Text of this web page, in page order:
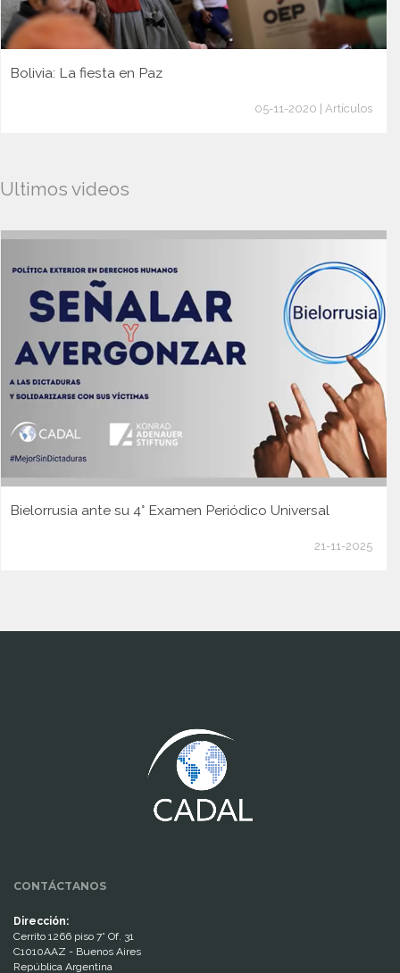
Bolivia: La fiesta en Paz
05-11-2020 | Artículos
Ultimos videos
Bielorrusia ante su 4° Examen Periódico Universal
21-11-2025
CONTÁCTANOS
Dirección:
Cerrito 1266 piso 7° Of. 31
C1010AAZ - Buenos Aires
República Argentina